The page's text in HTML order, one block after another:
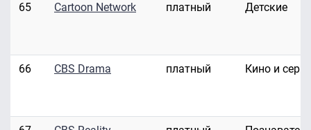
65 Cartoon Network платный Детские
66 CBS Drama платный Кино и